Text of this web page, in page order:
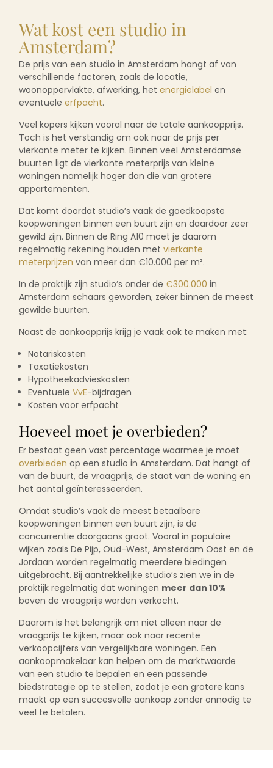
Wat kost een studio in
Amsterdam?
De prijs van een studio in Amsterdam hangt af van
verschillende factoren, zoals de locatie,
woonoppervlakte, afwerking, hetenergielabel en
eventueleerfpacht.
Veel kopers kijken vooral naar de totale aankoopprijs.
Toch is het verstandig om ook naar de prijs per
vierkante meter te kijken. Binnen veel Amsterdamse
buurten ligt de vierkante meterprijs van kleine
woningen namelijk hoger dan die van grotere
appartementen.
Dat komt doordat studio’s vaak de goedkoopste
koopwoningen binnen een buurt zijn en daardoor zeer
gewild zijn. Binnen de Ring A10 moet je daarom
regelmatig rekening houden metvierkante
meterprijzen van meer dan €10.000 per m².
In de praktijk zijn studio’s onder de€300.000 in
Amsterdam schaars geworden, zeker binnen de meest
gewilde buurten.
Naast de aankoopprijs krijg je vaak ook te maken met:
Notariskosten
Taxatiekosten
Hypotheekadvieskosten
EventueleVvE-bijdragen
Kosten voor erfpacht
Hoeveel moet je overbieden?
Er bestaat geen vast percentage waarmee je moet
overbieden op een studio in Amsterdam. Dat hangt af
van de buurt, de vraagprijs, de staat van de woning en
het aantal geïnteresseerden.
Omdat studio’s vaak de meest betaalbare
koopwoningen binnen een buurt zijn, is de
concurrentie doorgaans groot. Vooral in populaire
wijken zoals De Pijp, Oud-West, Amsterdam Oost en de
Jordaan worden regelmatig meerdere biedingen
uitgebracht. Bij aantrekkelijke studio’s zien we in de
praktijk regelmatig dat woningen meer dan 10%
boven de vraagprijs worden verkocht.
Daarom is het belangrijk om niet alleen naar de
vraagprijs te kijken, maar ook naar recente
verkoopcijfers van vergelijkbare woningen. Een
aankoopmakelaar kan helpen om de marktwaarde
van een studio te bepalen en een passende
biedstrategie op te stellen, zodat je een grotere kans
maakt op een succesvolle aankoop zonder onnodig te
veel te betalen.